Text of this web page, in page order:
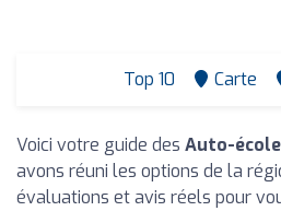
Top 10 Carte
Voici votre guide des Auto-
avons réuni les options de la
évaluations et avis réels pour